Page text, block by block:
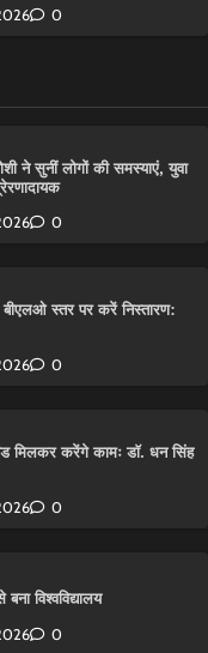
0
ने सुनीं लोगों की समस्याएं, युवा
0
बीएलओ स्तर पर करें निस्तारण:
0
मिलकर करेंगे कामः डाॅ. धन सिंह
0
विश्वविद्यालय
0